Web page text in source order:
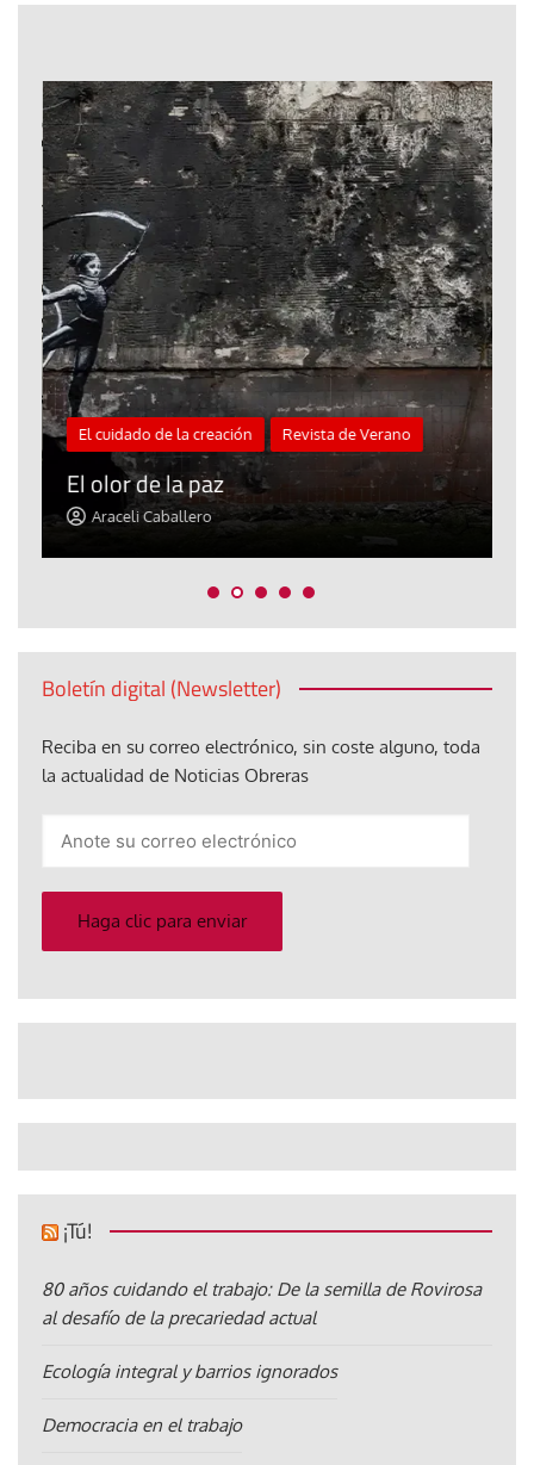
El cuidado de la creación Revista de Verano
El olor de la paz
Araceli Caballero
Boletín digital (Newsletter)
Reciba en su correo electrónico, sin coste alguno, toda
la actualidad de Noticias Obreras
electrónico
Haga clic para enviar
¡Tú!
80 años cuidando el trabajo: De la semilla de Rovirosa
al desafío de la precariedad actual
Ecología integral y barrios ignorados
Democracia en el trabajo